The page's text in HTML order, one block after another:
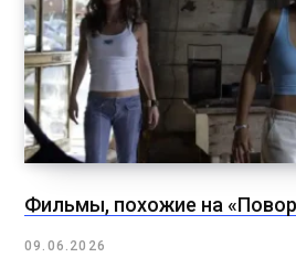
Фильмы, похожие на
09.06.2026